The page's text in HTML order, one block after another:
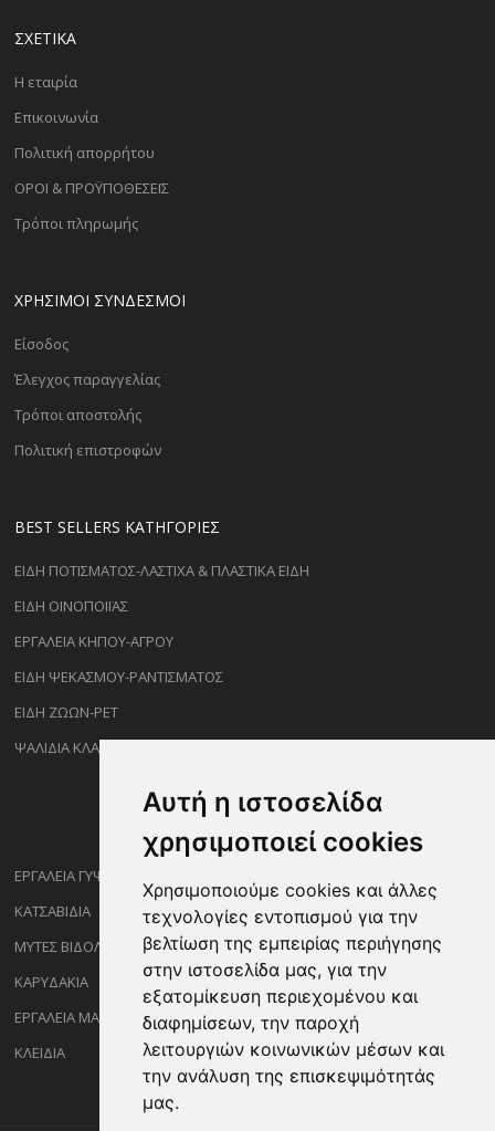
Αυτή η ιστοσελίδα
χρησιμοποιεί cookies
Χρησιμοποιούμε cookies και άλλες
τεχνολογίες εντοπισμού για την
βελτίωση της εμπειρίας περιήγησης
στην ιστοσελίδα μας, για την
εξατομίκευση περιεχομένου και
διαφημίσεων, την παροχή
λειτουργιών κοινωνικών μέσων και
την ανάλυση της επισκεψιμότητάς
μας.
ΣΧΕΤΙΚΑ
Η εταιρία
Επικοινωνία
Πολιτική απορρήτου
ΟΡΟΙ & ΠΡΟΫΠΟΘΕΣΕΙΣ
Τρόποι πληρωμής
ΧΡΗΣΙΜΟΙ ΣΥΝΔΕΣΜΟΙ
Είσοδος
Έλεγχος παραγγελίας
Τρόποι αποστολής
Πολιτική επιστροφών
BEST SELLERS ΚΑΤΗΓΟΡΊΕΣ
ΕΙΔΗ ΠΟΤΙΣΜΑΤΟΣ-ΛΑΣΤΙΧΑ & ΠΛΑΣΤΙΚΑ ΕΙΔΗ
ΕΙΔΗ ΟΙΝΟΠΟΙΪΑΣ
ΕΡΓΑΛΕΙΑ ΚΗΠΟΥ-ΑΓΡΟΥ
ΕΙΔΗ ΨΕΚΑΣΜΟΥ-ΡΑΝΤΙΣΜΑΤΟΣ
ΕΙΔΗ ΖΩΩΝ-PET
ΨΑΛΙΔΙΑ ΚΛΑΔΕΜΑΤΟΣ
ΕΡΓΑΛΕΙΑ ΓΥΨΟΣΑΝΙΔΑΣ
ΚΑΤΣΑΒΙΔΙΑ
ΜΥΤΕΣ ΒΙΔΟΛΟΓΩΝ
ΚΑΡΥΔΑΚΙΑ
ΕΡΓΑΛΕΙΑ ΜΑΡΑΓΓΩΝ
ΚΛΕΙΔΙΑ